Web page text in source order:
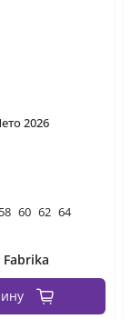
2026
58 60 62 64
Fabrika